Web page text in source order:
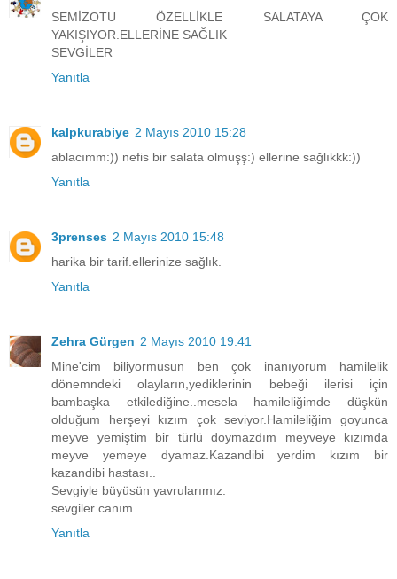
SEMİZOTU ÖZELLİKLE SALATAYA ÇOK
YAKIŞIYOR.ELLERİNE SAĞLIK
SEVGİLER
Yanıtla
kalpkurabiye 2 Mayıs 2010 15:28
ablacımm:)) nefis bir salata olmuşş:) ellerine sağlıkkk:))
Yanıtla
3prenses 2 Mayıs 2010 15:48
harika bir tarif.ellerinize sağlık.
Yanıtla
Zehra Gürgen 2 Mayıs 2010 19:41
Mine'cim biliyormusun ben çok inanıyorum hamilelik
dönemndeki olayların,yediklerinin bebeği ilerisi için
bambaşka etkilediğine..mesela hamileliğimde düşkün
olduğum herşeyi kızım çok seviyor.Hamileliğim goyunca
meyve yemiştim bir türlü doymazdım meyveye kızımda
meyve yemeye dyamaz.Kazandibi yerdim kızım bir
kazandibi hastası..
Sevgiyle büyüsün yavrularımız.
sevgiler canım
Yanıtla